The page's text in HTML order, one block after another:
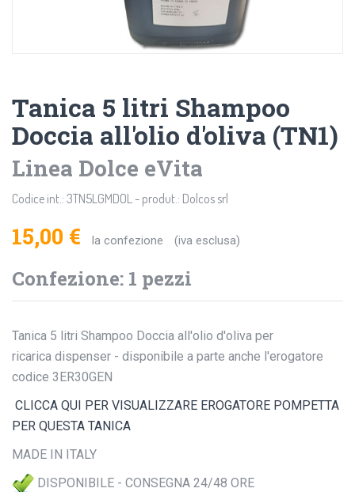
Tanica 5 litri Shampoo
Doccia all'olio d'oliva (TN1)
Linea Dolce eVita
Codice int.: 3TN5LGMDOL - produt.: Dolcos srl
15,00 € la confezione (iva esclusa)
Confezione: 1 pezzi
Tanica 5 litri Shampoo Doccia all'olio d'oliva per
ricarica dispenser - disponibile a parte anche l'erogatore
codice 3ER30GEN
CLICCA QUI PER VISUALIZZARE EROGATORE POMPETTA
PER QUESTA TANICA
MADE IN ITALY
DISPONIBILE - CONSEGNA 24/48 ORE